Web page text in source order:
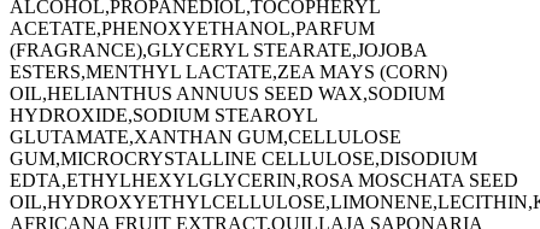
ALCOHOL,PROPANEDIOL,TOCOPHERYL
ACETATE,PHENOXYETHANOL,PARFUM
(FRAGRANCE),GLYCERYL STEARATE,JOJOBA
ESTERS,MENTHYL LACTATE,ZEA MAYS (CORN)
OIL,HELIANTHUS ANNUUS SEED WAX,SODIUM
HYDROXIDE,SODIUM STEAROYL
GLUTAMATE,XANTHAN GUM,CELLULOSE
GUM,MICROCRYSTALLINE CELLULOSE,DISODIUM
EDTA,ETHYLHEXYLGLYCERIN,ROSA MOSCHATA SEED
AFRICANA FRUIT EXTRACT,QUILLAJA SAPONARIA